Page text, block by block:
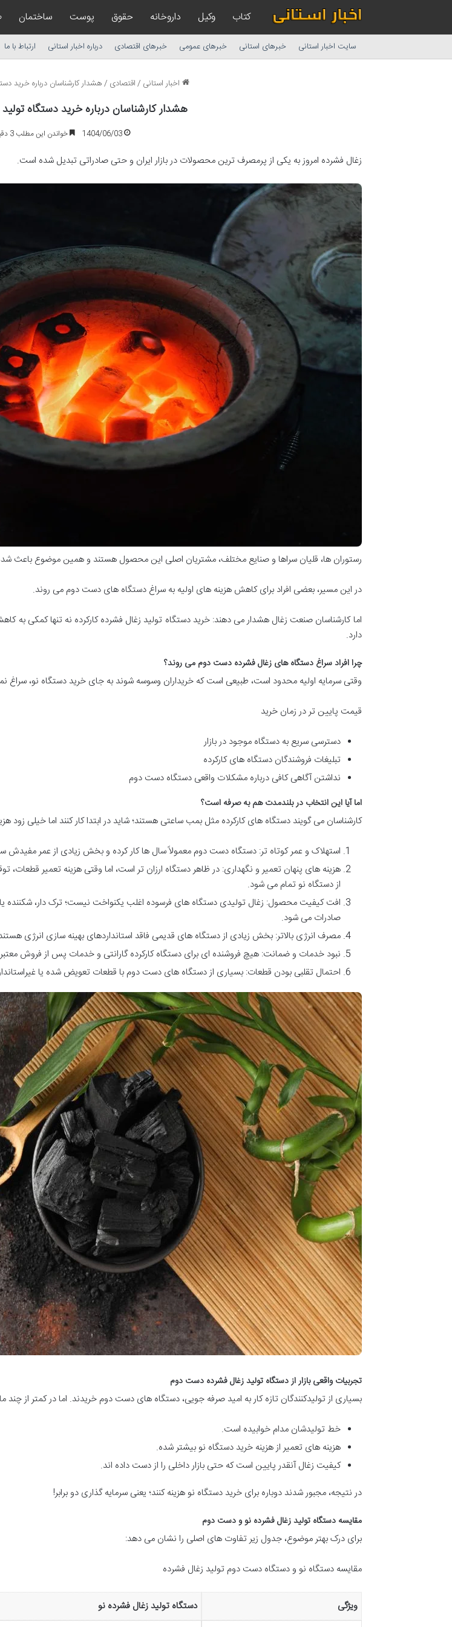
کتاب وکیل داروخانه حقوق پوست ساختمان
سایت اخبار استانی خبرهای استانی خبرهای عمومی خبرهای اقتصادی درباره اخبار استانی ارتباط با ما
اخبار استانی /اقتصادی /هشدار کارشناسان درباره خرید
هشدار کارشناسان درباره خرید دستگاه
1404/06/03 خواندن این مطلب 3 دقیقه زمان میبرد
زغال فشرده امروز به یکی از پرمصرف ترین محصولات در بازار ایران و حتی صادراتی تبدیل شده است.
رستوران ها، قلیان سراها و صنایع مختلف، مشتریان اصلی این محصول هستند و همین موضوع باعث شده
در این مسیر، بعضی افراد برای کاهش هزینه های اولیه به سراغ دستگاه های دست دوم می روند.
اما کارشناسان صنعت زغال هشدار می دهند: خرید دستگاه تولید زغال فشرده کارکرده نه تنها کمکی به
دارد.
چرا افراد سراغ دستگاه های زغال فشرده دست دوم می روند؟
وقتی سرمایه اولیه محدود است، طبیعی است که خریداران وسوسه شوند به جای خرید دستگاه نو، سراغ
قیمت پایین تر در زمان خرید
دسترسی سریع به دستگاه موجود در بازار
تبلیغات فروشندگان دستگاه های کارکرده
نداشتن آگاهی کافی درباره مشکلات واقعی دستگاه دست دوم
اما آیا این انتخاب در بلندمدت هم به صرفه است؟
کارشناسان می گویند دستگاه های کارکرده مثل بمب ساعتی هستند؛ شاید در ابتدا کار کنند اما خیلی
استهلاک و عمر کوتاه تر: دستگاه دست دوم معمولاً سال ها کار کرده و بخش زیادی از عمر مفیدش
هزینه های پنهان تعمیر و نگهداری: در ظاهر دستگاه ارزان تر است، اما وقتی هزینه تعمیر قطعات،
از دستگاه نو تمام می شود.
افت کیفیت محصول: زغال تولیدی دستگاه های فرسوده اغلب یکنواخت نیست؛ ترک دار، شکننده
صادرات می شود.
مصرف انرژی بالاتر: بخش زیادی از دستگاه های قدیمی فاقد استانداردهای بهینه سازی انرژی
نبود خدمات و ضمانت: هیچ فروشنده ای برای دستگاه کارکرده گارانتی و خدمات پس از فروش معتبر
احتمال تقلبی بودن قطعات: بسیاری از دستگاه های دست دوم با قطعات تعویض شده یا
تجربیات واقعی بازار از دستگاه تولید زغال فشرده دست دوم
بسیاری از تولیدکنندگان تازه کار به امید صرفه جویی، دستگاه های دست دوم خریدند. اما در کمتر از چند
خط تولیدشان مدام خوابیده است.
هزینه های تعمیر از هزینه خرید دستگاه نو بیشتر شده.
کیفیت زغال آنقدر پایین است که حتی بازار داخلی را از دست داده اند.
در نتیجه، مجبور شدند دوباره برای خرید دستگاه نو هزینه کنند؛ یعنی سرمایه گذاری دو برابر!
مقایسه دستگاه تولید زغال فشرده نو و دست دوم
برای درک بهتر موضوع، جدول زیر تفاوت های اصلی را نشان می دهد:
مقایسه دستگاه نو و دستگاه دست دوم تولید زغال فشرده
ویژگی دستگاه تولید زغال فشرده نو